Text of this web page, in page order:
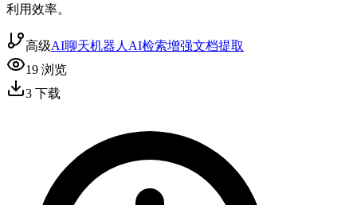
利用效率。
高级AI聊天机器人 AI检索增强文档提取
19 浏览
3 下载